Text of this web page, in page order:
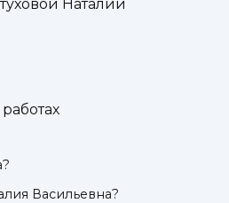
Наталии
Васильевна?